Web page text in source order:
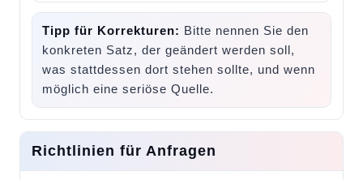
Tipp für Korrekturen: Bitte nennen Sie den
konkreten Satz, der geändert werden soll,
was stattdessen dort stehen sollte, und wenn
möglich eine seriöse Quelle.
Richtlinien für Anfragen